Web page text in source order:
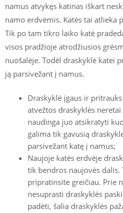
namus atvykęs katinas iškart
namo erdvėmis. Katės tai atlieka
Tik po tam tikro laiko katė
visos pradžioje atrodžiusios
nuošalėje. Todėl draskyklė katei
ją parsivežant į namus.
Draskyklė įgaus ir
atvežtos draskyklės
naudinga juo atsikratyti
galima tik gavusią
parsivežant katę į namus;
Naujoje katės erdvėje
tik bendros naujovės dalis.
pripratinsite greičiau. Prie
nesuprasti draskyklės
padėti, šalia draskyklės